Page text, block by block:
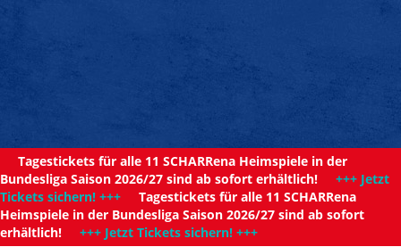
Tagestickets für alle 11 SCHARRena Heimspiele in der
Bundesliga Saison 2026/27 sind ab sofort erhältlich! +++ Jetzt
Tickets sichern! +++ Tagestickets für alle 11 SCHARRena
Heimspiele in der Bundesliga Saison 2026/27 sind ab sofort
erhältlich! +++ Jetzt Tickets sichern! +++